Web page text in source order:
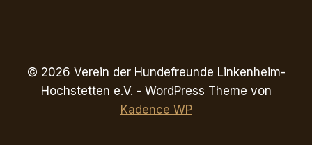
© 2026 Verein der Hundefreunde Linkenheim-
Hochstetten e.V. - WordPress Theme von
Kadence WP